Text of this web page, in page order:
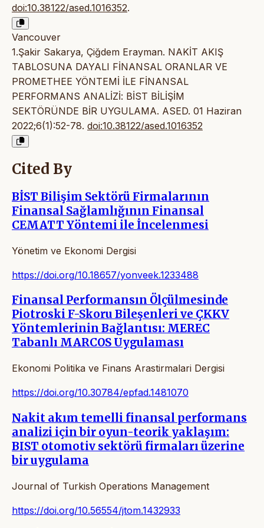
doi:10.38122/ased.1016352.
Vancouver
1.Şakir Sakarya, Çiğdem Erayman. NAKİT AKIŞ
TABLOSUNA DAYALI FİNANSAL ORANLAR VE
PROMETHEE YÖNTEMİ İLE FİNANSAL
PERFORMANS ANALİZİ: BİST BİLİŞİM
SEKTÖRÜNDE BİR UYGULAMA. ASED. 01 Haziran
2022;6(1):52-78. doi:10.38122/ased.1016352
Cited By
BİST Bilişim Sektörü Firmalarının
Finansal Sağlamlığının Finansal
CEMATT Yöntemi ile İncelenmesi
Yönetim ve Ekonomi Dergisi
https://doi.org/10.18657/yonveek.1233488
Finansal Performansın Ölçülmesinde
Piotroski F-Skoru Bileşenleri ve ÇKKV
Yöntemlerinin Bağlantısı: MEREC
Tabanlı MARCOS Uygulaması
Ekonomi Politika ve Finans Arastirmalari Dergisi
https://doi.org/10.30784/epfad.1481070
Nakit akım temelli finansal performans
analizi için bir oyun-teorik yaklaşım:
BIST otomotiv sektörü firmaları üzerine
bir uygulama
Journal of Turkish Operations Management
https://doi.org/10.56554/jtom.1432933